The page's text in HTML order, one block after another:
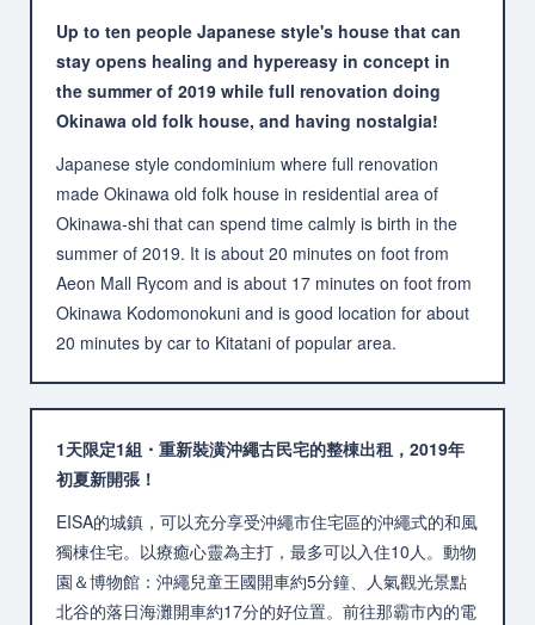
Up to ten people Japanese style's house that can
stay opens healing and hypereasy in concept in
the summer of 2019 while full renovation doing
Okinawa old folk house, and having nostalgia!
Japanese style condominium where full renovation
made Okinawa old folk house in residential area of
Okinawa-shi that can spend time calmly is birth in the
summer of 2019. It is about 20 minutes on foot from
Aeon Mall Rycom and is about 17 minutes on foot from
Okinawa Kodomonokuni and is good location for about
20 minutes by car to Kitatani of popular area.
1天限定1組・重新裝潢沖繩古民宅的整棟出租，2019年
初夏新開張！
EISA的城鎮，可以充分享受沖繩市住宅區的沖繩式的和風
獨棟住宅。以療癒心靈為主打，最多可以入住10人。動物
園＆博物館：沖繩兒童王國開車約5分鐘、人氣觀光景點
北谷的落日海灘開車約17分的好位置。前往那霸市內的電